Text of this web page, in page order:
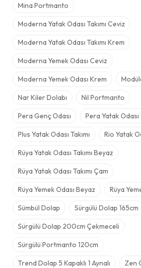
Mina Portmanto
Moderna Yatak Odası Takımı Ceviz
Moderna Yatak Odası Takımı Krem
Moderna Yemek Odası Ceviz
Moderna Yemek Odası Krem
Nar Kiler Dolabı Nil Portmanto
Pera Genç Odası Pera Yatak Odası
Plus Yatak Odası Takımı Rio Yatak
Rüya Yatak Odası Takımı Beyaz
Rüya Yatak Odası Takımı Çam
Rüya Yemek Odası Beyaz Rüya
Sümbül Dolap Sürgülü Dolap 165cm
Sürgülü Dolap 200cm Çekmeceli
Sürgülü Portmanto 120cm
Trend Dolap 5 Kapaklı 1 Aynalı Zen